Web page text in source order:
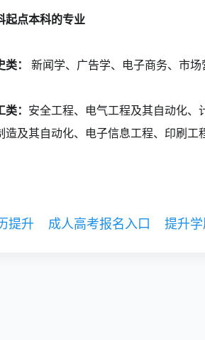
起点本科的专业
： 新闻学、广告学、电子商务、市
： 安全工程、电气工程及其自动化
造及其自动化、电子信息工程、印刷工
提升 成人高考报名入口 提升学